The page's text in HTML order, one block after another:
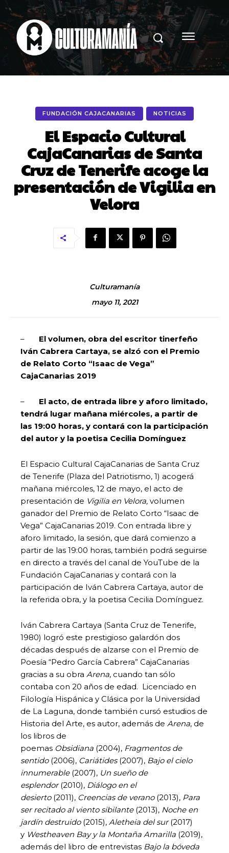
FUNDACIÓN CAJACANARIAS NOTICIAS
El Espacio Cultural
CajaCanarias de Santa
Cruz de Tenerife acoge la
presentación de Vigilia en
Velora
Culturamanía
mayo 11, 2021
– El volumen, obra del escritor tinerfeño
Iván Cabrera Cartaya, se alzó con el Premio
de Relato Corto “Isaac de Vega”
CajaCanarias 2019
– El acto, de entrada libre y aforo limitado,
tendrá lugar mañana miércoles, a partir de
las 19:00 horas, y contará con la participación
del autor y la poetisa Cecilia Domínguez
El Espacio Cultural CajaCanarias de Santa Cruz
de Tenerife (Plaza del Patriotismo, 1) acogerá
mañana miércoles, 12 de mayo, el acto de
presentación de Vigilia en Velora, volumen
ganador del Premio de Relato Corto “Isaac de
Vega” CajaCanarias 2019. Con entrada libre y
aforo limitado, la sesión, que dará comienzo a
partir de las 19:00 horas, también podrá seguirse
en directo a través del canal de YouTube de la
Fundación CajaCanarias y contará con la
participación de Iván Cabrera Cartaya, autor de
la referida obra, y la poetisa Cecilia Domínguez.
Iván Cabrera Cartaya (Santa Cruz de Tenerife,
1980) logró este prestigioso galardón dos
décadas después de alzarse con el Premio de
Poesía “Pedro García Cabrera” CajaCanarias
gracias a su obra Arena, cuando tan sólo
contaba con 20 años de edad. Licenciado en
Filología Hispánica y Clásica por la Universidad
de La Laguna, donde también cursó estudios de
Historia del Arte, es autor, además de Arena, de
los libros de
poemas Obsidiana (2004), Fragmentos de
sentido(2006), Cariátides(2007), Bajo el cielo
innumerable(2007), Un sueño de
esplendor(2010), Diálogo en el
desierto(2011), Creencias de verano(2013), Para
ser recitado al viento sibilante(2013), Noche en
jardín destruido(2015), Aletheia del sur(2017)
y Westheaven Bay y la Montaña Amarilla (2019),
además del libro de entrevistas Bajo la bóveda